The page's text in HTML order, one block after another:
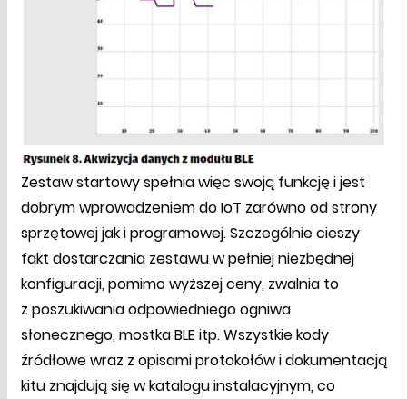
Zestaw startowy spełnia więc swoją funkcję i jest
dobrym wprowadzeniem do IoT zarówno od strony
sprzętowej jak i programowej. Szczególnie cieszy
fakt dostarczania zestawu w pełniej niezbędnej
konfiguracji, pomimo wyższej ceny, zwalnia to
z poszukiwania odpowiedniego ogniwa
słonecznego, mostka BLE itp. Wszystkie kody
źródłowe wraz z opisami protokołów i dokumentacją
kitu znajdują się w katalogu instalacyjnym, co